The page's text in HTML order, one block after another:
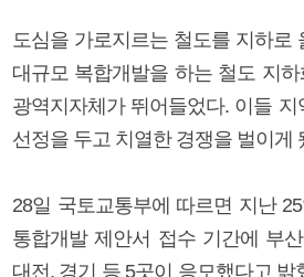
도심을 가로지르는 철도를 지하로
대규모 복합개발을 하는 철도 지
광역지자체가 뛰어들었다. 이들
선정을 두고 치열한 경쟁을 벌이게
28일 국토교통부에 따르면 지난
통합개발 제안서 접수 기간에 부
대전, 경기 등 5곳이 응모했다고 밝